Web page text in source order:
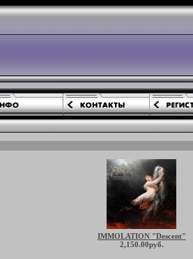
IMMOLATION "Descent"
2,150.00руб.